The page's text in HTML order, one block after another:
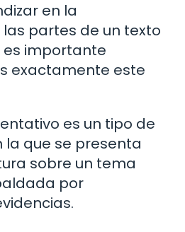
en la
partes de un texto
importante
exactamente este
es un tipo de
la que se presenta
sobre un tema
por